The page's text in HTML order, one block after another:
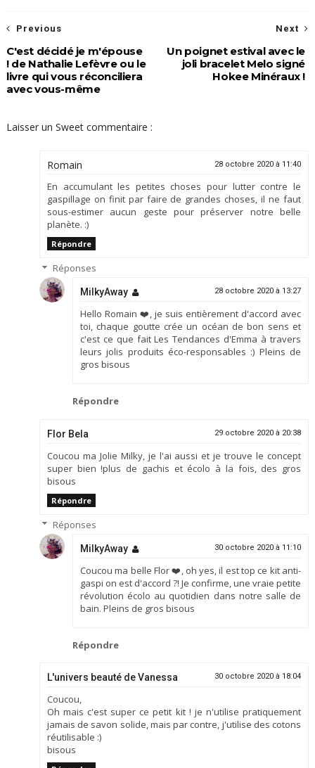
Next
Un poignet estival avec le
joli bracelet Melo signé
Hokee Minéraux !
Previous
C'est décidé je m'épouse
! de Nathalie Lefèvre ou le
livre qui vous réconciliera
avec vous-même
Laisser un Sweet commentaire :
Romain 28 octobre 2020 à 11:40
En accumulant les petites choses pour lutter contre le
gaspillage on finit par faire de grandes choses, il ne faut
sous-estimer aucun geste pour préserver notre belle
planète. :)
Répondre
Réponses
MilkyAway 28 octobre 2020 à 13:27
Hello Romain ❤️, je suis entièrement d'accord avec
toi, chaque goutte crée un océan de bon sens et
c'est ce que fait Les Tendances d'Emma à travers
leurs jolis produits éco-responsables :) Pleins de
gros bisous
Répondre
Flor Bela 29 octobre 2020 à 20:38
Coucou ma Jolie Milky, je l'ai aussi et je trouve le concept
super bien !plus de gachis et écolo à la fois, des gros
bisous
Répondre
Réponses
MilkyAway 30 octobre 2020 à 11:10
Coucou ma belle Flor ❤️, oh yes, il est top ce kit anti-
gaspi on est d'accord ?! Je confirme, une vraie petite
révolution écolo au quotidien dans notre salle de
bain. Pleins de gros bisous
Répondre
L'univers beauté de Vanessa 30 octobre 2020 à 18:04
Coucou,
Oh mais c'est super ce petit kit ! je n'utilise pratiquement
jamais de savon solide, mais par contre, j'utilise des cotons
réutilisable :)
bisous